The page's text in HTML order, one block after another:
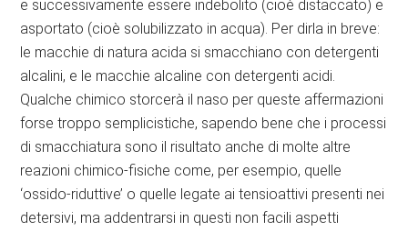
e successivamente essere indebolito (cioè distaccato) e
asportato (cioè solubilizzato in acqua). Per dirla in breve:
le macchie di natura acida si smacchiano con detergenti
alcalini, e le macchie alcaline con detergenti acidi.
Qualche chimico storcerà il naso per queste affermazioni
forse troppo semplicistiche, sapendo bene che i processi
di smacchiatura sono il risultato anche di molte altre
reazioni chimico-fisiche come, per esempio, quelle
‘ossido-riduttive’ o quelle legate ai tensioattivi presenti nei
detersivi, ma addentrarsi in questi non facili aspetti